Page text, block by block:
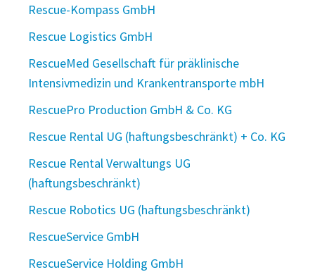
Rescue-Kompass GmbH
Rescue Logistics GmbH
RescueMed Gesellschaft für präklinische
Intensivmedizin und Krankentransporte mbH
RescuePro Production GmbH & Co. KG
Rescue Rental UG (haftungsbeschränkt) + Co. KG
Rescue Rental Verwaltungs UG
(haftungsbeschränkt)
Rescue Robotics UG (haftungsbeschränkt)
RescueService GmbH
RescueService Holding GmbH